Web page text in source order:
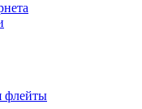
флейты